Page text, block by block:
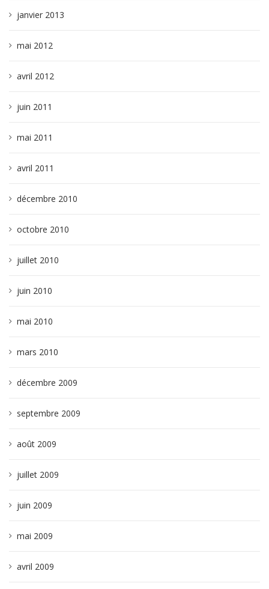
janvier 2013
mai 2012
avril 2012
juin 2011
mai 2011
avril 2011
décembre 2010
octobre 2010
juillet 2010
juin 2010
mai 2010
mars 2010
décembre 2009
septembre 2009
août 2009
juillet 2009
juin 2009
mai 2009
avril 2009